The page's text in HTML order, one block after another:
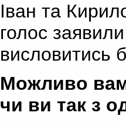
Іван та
голос
висловитись
Можливо вам
чи ви так з